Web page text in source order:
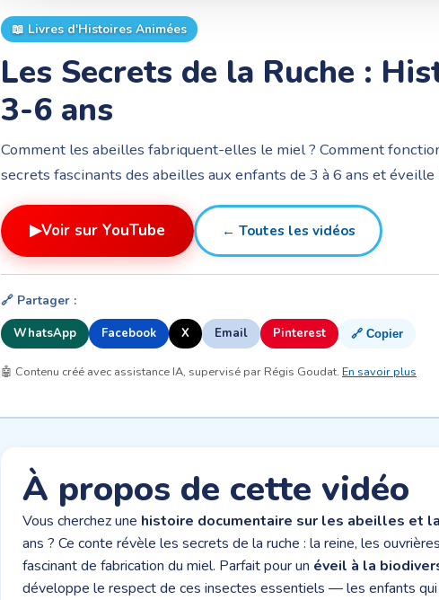
📖 Livres d'Histoires Animées
Les Secrets de la Ruche :
3-6 ans
Comment les abeilles fabriquent-elles le miel ? Comment
secrets fascinants des abeilles aux enfants de 3 à 6 ans et
▶Voir sur YouTube ← Toutes les vidéos
🔗 Partager :
WhatsApp Facebook X Email Pinterest 🔗 Copier
🤖 Contenu créé avec assistance IA, supervisé par Régis Goudat. En savoir plus
À propos de cette vidéo
Vous cherchez une histoire documentaire sur les abeilles et
ans ? Ce conte révèle les secrets de la ruche : la reine, les
fascinant de fabrication du miel. Parfait pour un éveil à la
développe le respect de ces insectes essentiels — les enfants